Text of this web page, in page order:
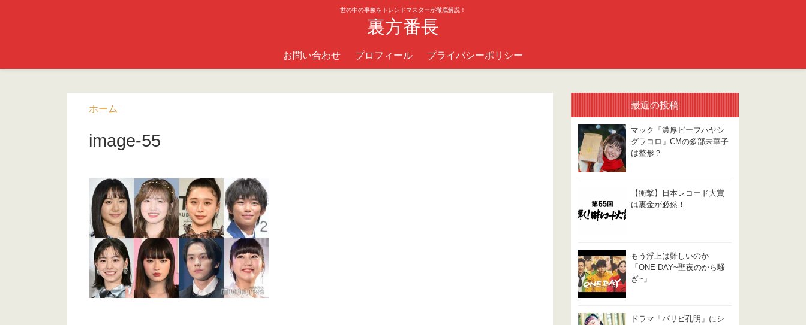
世の中の事象をトレンドマスターが徹底解説！
裏方番長
お問い合わせ プロフィール プライバシーポリシー
ホーム
image-55
最近の投稿
マック「濃厚ビーフハヤシ
グラコロ」CMの多部未華子
は整形？
【衝撃】日本レコード大賞
は裏金が必然！
もう浮上は難しいのか
「ONE DAY~聖夜のから騒
ぎ~」
ドラマ「パリピ孔明」にシ